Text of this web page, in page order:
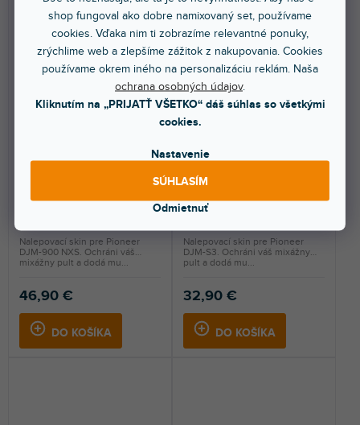
shop fungoval ako dobre namixovaný set, používame
cookies. Vďaka nim ti zobrazíme relevantné ponuky,
zrýchlime web a zlepšíme zážitok z nakupovania. Cookies
používame okrem iného na personalizáciu reklám. Naša
ochrana osobných údajov.
Kliknutím na „PRIJATŤ VŠETKO“ dáš súhlas so všetkými
cookies.
Nastavenie
Odmietnuť
SÚHLASÍM
COLORS Black
46,90 €
DO KOŠÍKA
Nalepovací skin pre Pioneer
DJM-900 NXS. Ochráni váš
mixážny pult a dodá mu...
🔥 SEZÓNNY VÝPREDAJ
Skin DJM-S3 COLORS DVS
Skladom na predajni
32,90 €
DO KOŠÍKA
Nalepovací skin pre Pioneer
DJM-S3. Ochráni váš mixážny
pult a dodá mu...